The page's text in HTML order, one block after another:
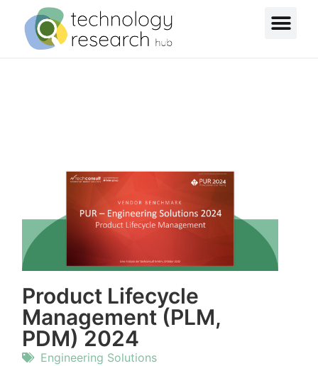
Product Lifecycle
Management (PLM,
PDM) 2024
Engineering Solutions